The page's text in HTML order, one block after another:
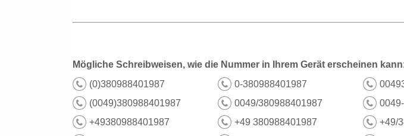
Mögliche Schreibweisen, wie die Nummer in Ihrem Gerät erscheinen
(0)380988401987
0-380988401987
(0049)380988401987
0049/380988401987
+49380988401987
+49 380988401987
+49/